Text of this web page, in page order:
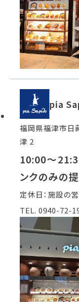
pia
福岡県福津市日
津 2
10:00～
ンクのみの提
定休日：施設の
TEL. 0940-72-